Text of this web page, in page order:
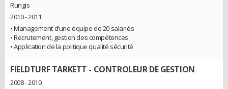
Rungis
2010 - 2011
• Management d’une équipe de 20 salariés
• Recrutement, gestion des compétences
• Application de la politique qualité sécurité
FIELDTURF TARKETT - CONTROLEUR DE GESTION
2008 - 2010